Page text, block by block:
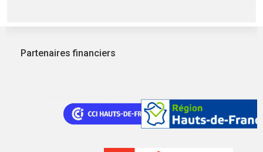
Partenaires financiers